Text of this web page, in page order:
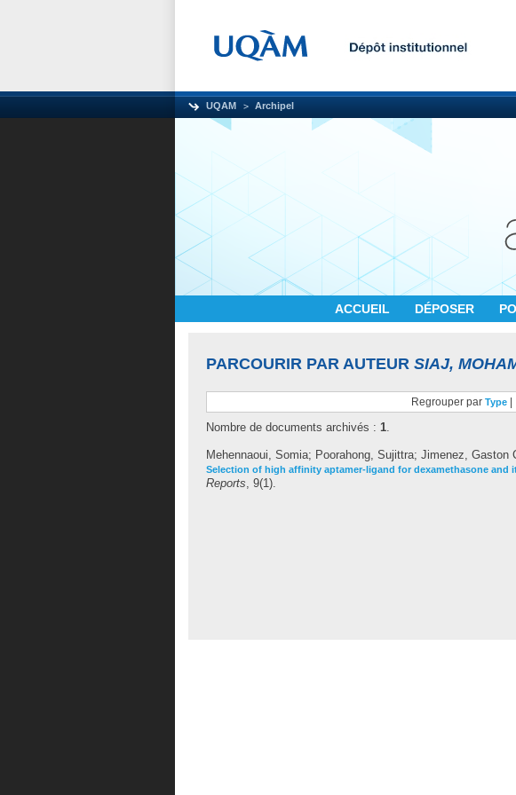
UQAM Archipel
ACCUEIL DÉPOSER
PARCOURIR PAR AUTEUR SIAJ,
Regrouper par Type
Nombre de documents archivés : 1.
Mehennaoui, Somia; Poorahong, Sujittra; Jimenez, Gaston
Selection of high affinity aptamer-ligand for dexamethasone and
Reports, 9(1).